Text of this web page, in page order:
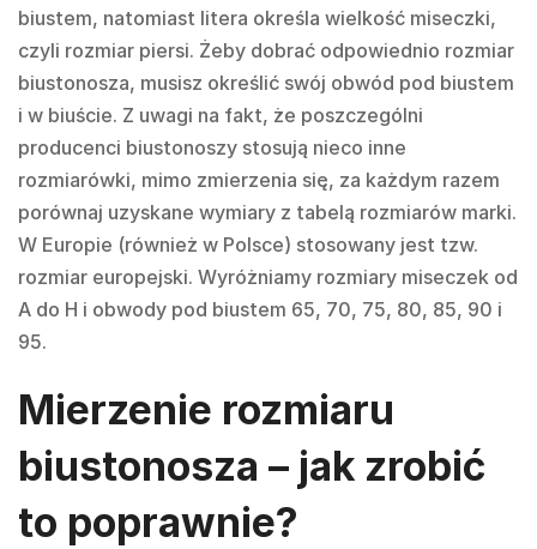
biustem, natomiast litera określa wielkość miseczki,
czyli rozmiar piersi. Żeby dobrać odpowiednio rozmiar
biustonosza, musisz określić swój obwód pod biustem
i w biuście. Z uwagi na fakt, że poszczególni
producenci biustonoszy stosują nieco inne
rozmiarówki, mimo zmierzenia się, za każdym razem
porównaj uzyskane wymiary z tabelą rozmiarów marki.
W Europie (również w Polsce) stosowany jest tzw.
rozmiar europejski. Wyróżniamy rozmiary miseczek od
A do H i obwody pod biustem 65, 70, 75, 80, 85, 90 i
95.
Mierzenie rozmiaru
biustonosza – jak zrobić
to poprawnie?